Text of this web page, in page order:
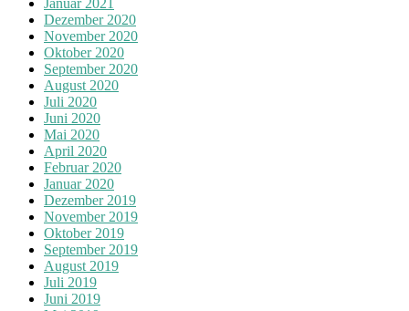
Dezember 2020
November 2020
Oktober 2020
September 2020
August 2020
Juli 2020
Juni 2020
Mai 2020
April 2020
Februar 2020
Januar 2020
Dezember 2019
November 2019
Oktober 2019
September 2019
August 2019
Juli 2019
Juni 2019